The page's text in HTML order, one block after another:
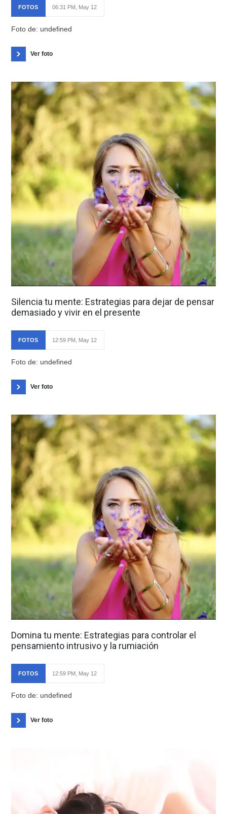
FOTOS 06:31 PM, May 12
Foto de: undefined
Ver foto
Silencia tu mente: Estrategias para dejar de pensar
demasiado y vivir en el presente
FOTOS 12:59 PM, May 12
Foto de: undefined
Ver foto
Domina tu mente: Estrategias para controlar el
pensamiento intrusivo y la rumiación
FOTOS 12:59 PM, May 12
Foto de: undefined
Ver foto